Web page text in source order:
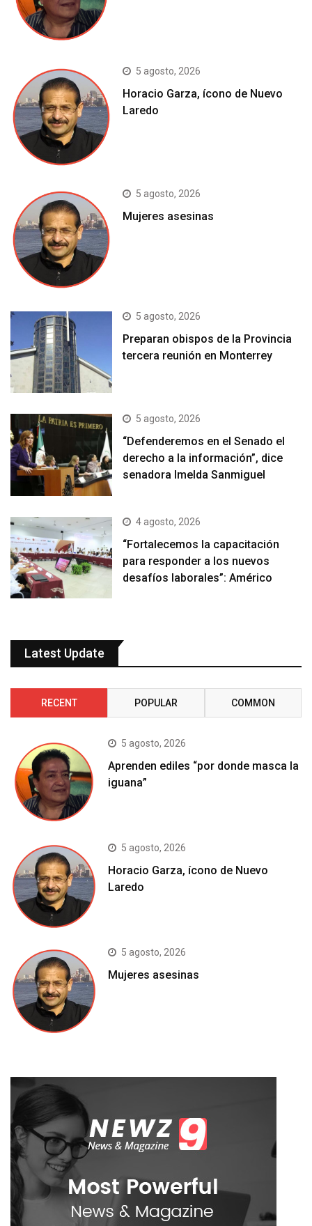
5 agosto, 2026
Horacio Garza, ícono de Nuevo
Laredo
5 agosto, 2026
Mujeres asesinas
5 agosto, 2026
Preparan obispos de la Provincia
tercera reunión en Monterrey
5 agosto, 2026
“Defenderemos en el Senado el
derecho a la información”, dice
senadora Imelda Sanmiguel
4 agosto, 2026
“Fortalecemos la capacitación
para responder a los nuevos
desafíos laborales”: Américo
Latest Update
RECENT POPULAR COMMON
5 agosto, 2026
Aprenden ediles “por donde masca la
iguana”
5 agosto, 2026
Horacio Garza, ícono de Nuevo
Laredo
5 agosto, 2026
Mujeres asesinas